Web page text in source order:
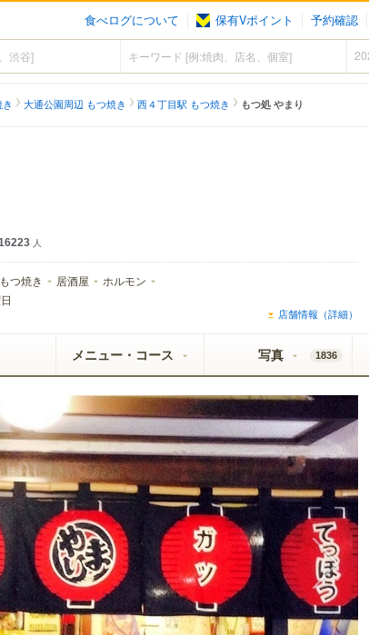
食べログについて 保有Vポイント 予約確認
大通公園周辺 もつ焼き 西４丁目駅 もつ焼き もつ処 やまり
人
もつ焼き 居酒屋 ホルモン
店舗情報（詳細）
メニュー・コース 写真 1836